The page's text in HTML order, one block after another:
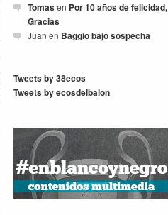
Tomasen Por 10 años de felicidad,
Gracias
Juan en Baggio bajo sospecha
Tweets by 38ecos
Tweets by ecosdelbalon